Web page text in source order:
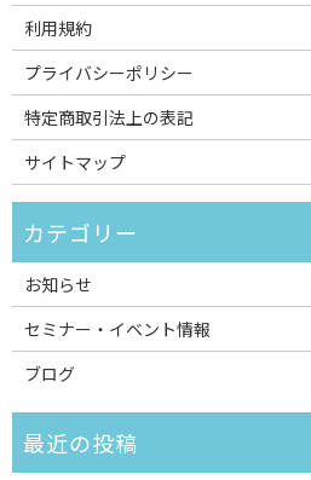
利用規約
プライバシーポリシー
特定商取引法上の表記
サイトマップ
お知らせ
セミナー・イベント情報
ブログ